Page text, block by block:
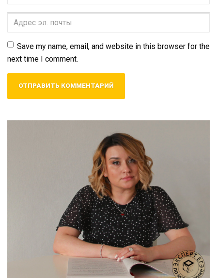
фамилия*
Адрес
почты*
Save my name, email, and website in this browser for the
next time I comment.